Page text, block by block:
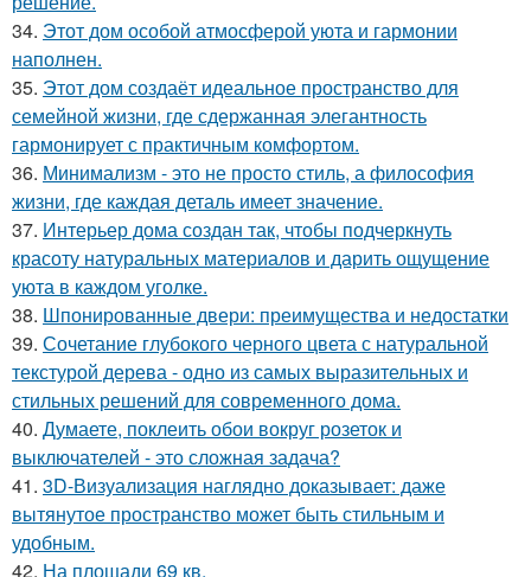
34. Этот дом особой атмосферой уюта и гармонии
наполнен.
35. Этот дом создаёт идеальное пространство для
семейной жизни, где сдержанная элегантность
гармонирует с практичным комфортом.
36. Минимализм - это не просто стиль, а философия
жизни, где каждая деталь имеет значение.
37. Интерьер дома создан так, чтобы подчеркнуть
красоту натуральных материалов и дарить ощущение
уюта в каждом уголке.
38. Шпонированные двери: преимущества и недостатки
39. Сочетание глубокого черного цвета с натуральной
текстурой дерева - одно из самых выразительных и
стильных решений для современного дома.
40. Думаете, поклеить обои вокруг розеток и
выключателей - это сложная задача?
41. 3D-Визуализация наглядно доказывает: даже
вытянутое пространство может быть стильным и
удобным.
42. На площади 69 кв.